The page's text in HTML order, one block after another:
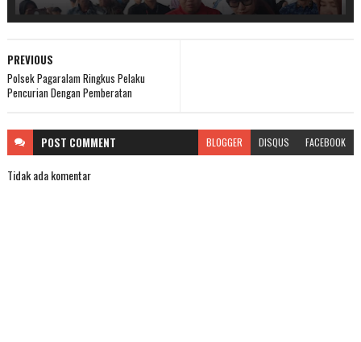
PREVIOUS
Polsek Pagaralam Ringkus Pelaku
Pencurian Dengan Pemberatan
POST COMMENT BLOGGER DISQUS FACEBOOK
Tidak ada komentar